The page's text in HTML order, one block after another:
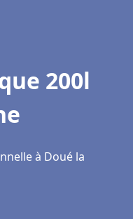
200l
à Doué la